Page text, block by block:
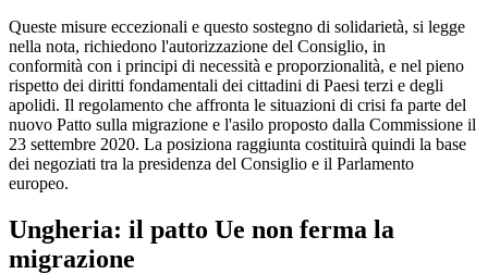
Queste misure eccezionali e questo sostegno di solidarietà, si legge
nella nota, richiedono l'autorizzazione del Consiglio, in
conformità con i principi di necessità e proporzionalità, e nel pieno
rispetto dei diritti fondamentali dei cittadini di Paesi terzi e degli
apolidi. Il regolamento che affronta le situazioni di crisi fa parte del
nuovo Patto sulla migrazione e l'asilo proposto dalla Commissione il
23 settembre 2020. La posiziona raggiunta costituirà quindi la base
dei negoziati tra la presidenza del Consiglio e il Parlamento
europeo.
Ungheria: il patto Ue non ferma la
migrazione